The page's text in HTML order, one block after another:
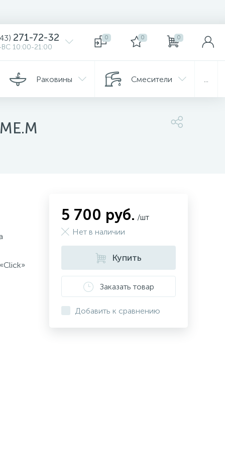
271-72-32
10:00-21:00
0 0 0
Раковины Смесители
5 700 руб. /шт
Нет в наличии
Купить
Заказать товар
Добавить к сравнению